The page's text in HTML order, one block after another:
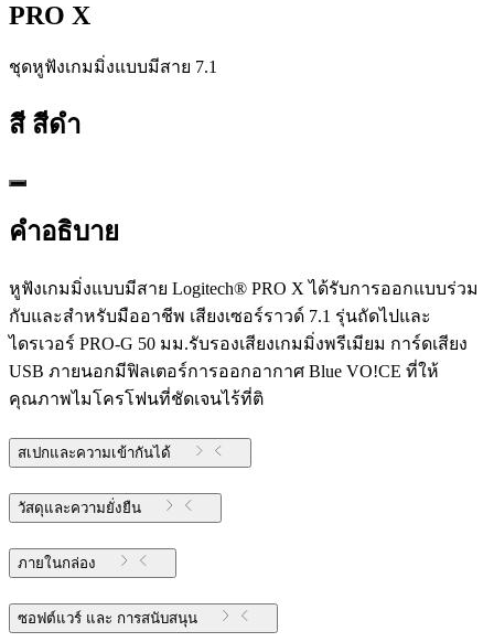
PRO X
ชุดหูฟังเกมมิ่งแบบมีสาย 7.1
สี สีดำ
คำอธิบาย
หูฟังเกมมิ่งแบบมีสาย Logitech® PRO X ได้รับการออกแบบร่วม
กับและสำหรับมืออาชีพ เสียงเซอร์ราวด์ 7.1 รุ่นถัดไปและ
ไดรเวอร์ PRO-G 50 มม.รับรองเสียงเกมมิ่งพรีเมียม การ์ดเสียง
USB ภายนอกมีฟิลเตอร์การออกอากาศ Blue VO!CE ที่ให้
คุณภาพไมโครโฟนที่ชัดเจนไร้ที่ติ
สเปกและความเข้ากันได้
วัสดุและความยั่งยืน
ภายในกล่อง
ซอฟต์แวร์ และ การสนับสนุน